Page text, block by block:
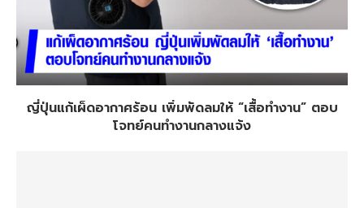
ญี่ปุ่นแก้เผ็ดอากาศร้อน เพิ่มพัดลมให้ “เสื้อทำงาน” ตอบ
โจทย์คนทำงานกลางแจ้ง